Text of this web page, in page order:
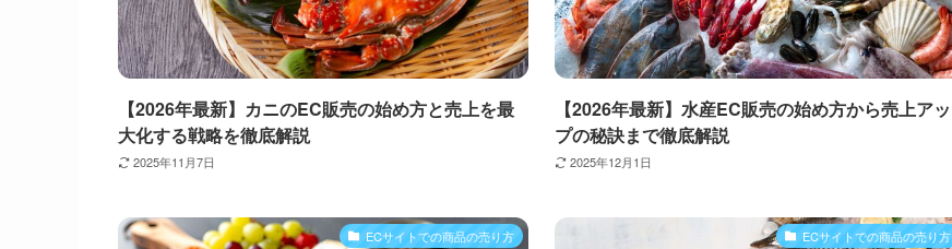
【2026年最新】カニのEC販売の始め方と売上を最
大化する戦略を徹底解説
2025年11月7日
【2026年最新】水産EC販売の始め方から売上アッ
プの秘訣まで徹底解説
2025年12月1日
ECサイトでの商品の売り方 ECサイトでの商品の売り方